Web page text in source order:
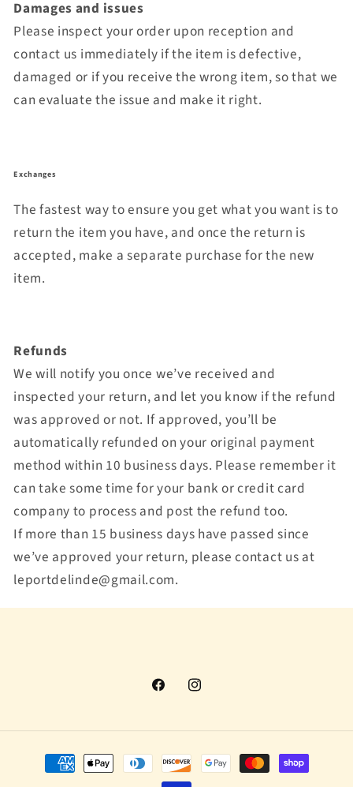
Damages and issues
Please inspect your order upon reception and
contact us immediately if the item is defective,
damaged or if you receive the wrong item, so that we
can evaluate the issue and make it right.
Exchanges
The fastest way to ensure you get what you want is to
return the item you have, and once the return is
accepted, make a separate purchase for the new
item.
Refunds
We will notify you once we’ve received and
inspected your return, and let you know if the refund
was approved or not. If approved, you’ll be
automatically refunded on your original payment
method within 10 business days. Please remember it
can take some time for your bank or credit card
company to process and post the refund too.
If more than 15 business days have passed since
we’ve approved your return, please contact us at
leportdelinde@gmail.com.
FacebookInstagram
Moyens de paiement